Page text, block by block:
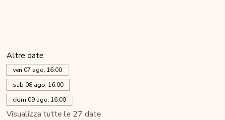
Altre date
ven 07 ago, 16:00
sab 08 ago, 16:00
dom 09 ago, 16:00
Visualizza tutte le 27 date